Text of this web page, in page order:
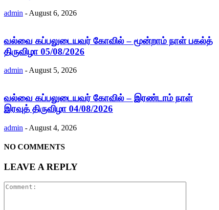
admin - August 6, 2026
வல்வை கப்பலுடையவர் கோவில் – மூன்றாம் நாள் பகல்த்
திருவிழா 05/08/2026
admin - August 5, 2026
வல்வை கப்பலுடையவர் கோவில் – இரண்டாம் நாள்
இரவுத் திருவிழா 04/08/2026
admin - August 4, 2026
NO COMMENTS
LEAVE A REPLY